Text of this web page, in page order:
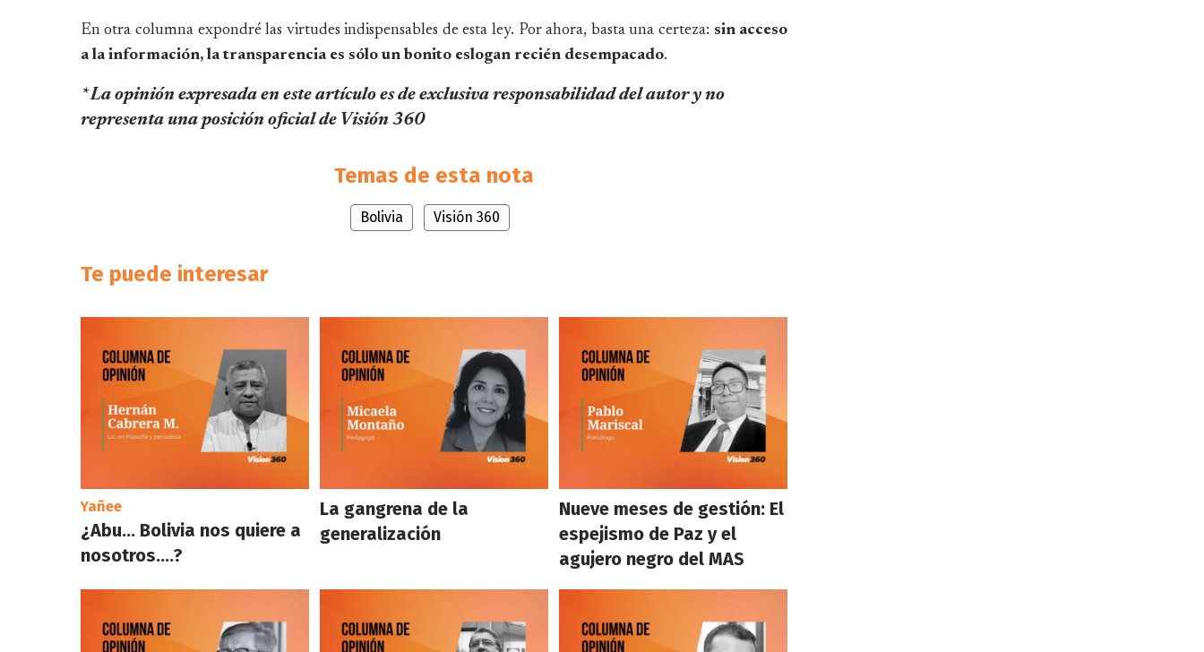
En otra columna expondré las virtudes indispensables de esta ley. Por ahora, basta una certeza: sin acceso
a la información, la transparencia es sólo un bonito eslogan recién desempacado.
* La opinión expresada en este artículo es de exclusiva responsabilidad del autor y no
representa una posición oficial de Visión 360
Temas de esta nota
Bolivia Visión 360
Te puede interesar
Yañee
¿Abu… Bolivia nos quiere a
nosotros….?
La gangrena de la
generalización
Nueve meses de gestión: El
espejismo de Paz y el
agujero negro del MAS